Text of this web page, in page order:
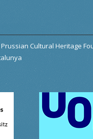
Cultural Heritage